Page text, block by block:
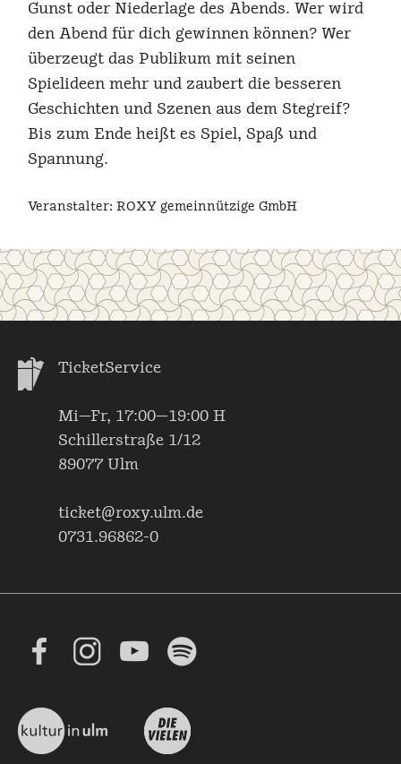
Gunst oder Niederlage des Abends. Wer wird
den Abend für dich gewinnen können? Wer
überzeugt das Publikum mit seinen
Spielideen mehr und zaubert die besseren
Geschichten und Szenen aus dem Stegreif?
Bis zum Ende heißt es Spiel, Spaß und
Spannung.
Veranstalter: ROXY gemeinnützige GmbH
TicketService
Mi—Fr, 17:00—19:00 H
Schillerstraße 1/12
89077 Ulm
ticket@roxy.ulm.de
0731.96862-0